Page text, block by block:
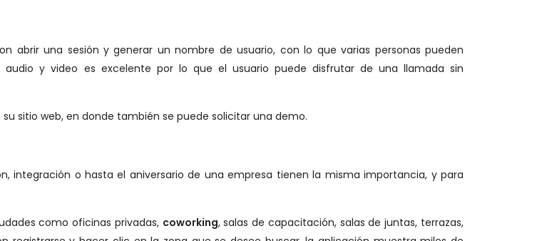
abrir una sesión y generar un nombre de usuario, con lo que varias personas pueden
y video es excelente por lo que el usuario puede disfrutar de una llamada sin
su sitio web, en donde también se puede solicitar una demo.
integración o hasta el aniversario de una empresa tienen la misma importancia, y para
como oficinas privadas, coworking, salas de capacitación, salas de juntas, terrazas,